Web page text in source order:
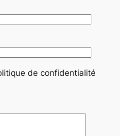
de confidentialité